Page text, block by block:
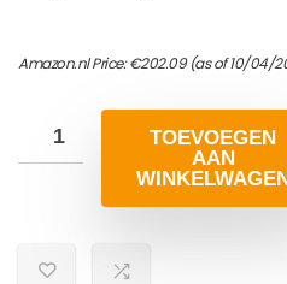
Amazon.nl Price:€202.09(as of 10/04/
TOEVOEGEN
AAN